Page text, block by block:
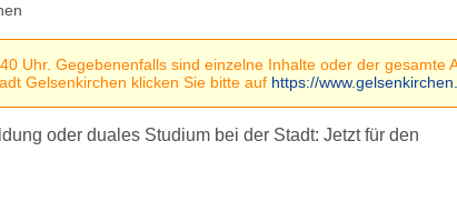
Uhr. Gegebenenfalls sind einzelne Inhalte oder der gesamte
Gelsenkirchen klicken Sie bitte auf https://